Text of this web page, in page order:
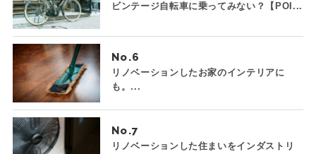
ビンテージ自転車に乗ってみない？【POI...
No.
リノベーションしたお家のインテリアに
も。...
No.
リノベーションした住まいをインダストリ